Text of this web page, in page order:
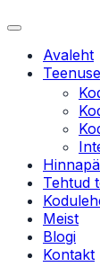
Avaleht
Tehtud
Meist
Blogi
Kontakt